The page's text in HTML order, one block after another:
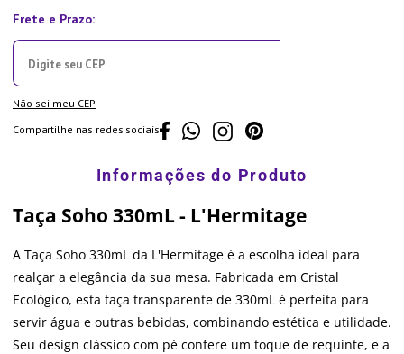
Não sei meu CEP
Compartilhe nas redes sociais
Taça Soho 330mL - L'Hermitage
A Taça Soho 330mL da L'Hermitage é a escolha ideal para
realçar a elegância da sua mesa. Fabricada em Cristal
Ecológico, esta taça transparente de 330mL é perfeita para
servir água e outras bebidas, combinando estética e utilidade.
Seu design clássico com pé confere um toque de requinte, e a